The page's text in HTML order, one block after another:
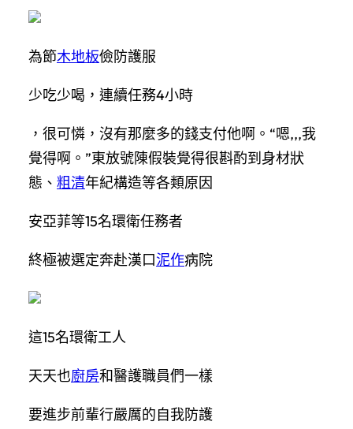
為節木地板儉防護服
少吃少喝，連續任務4小時
，很可憐，沒有那麼多的錢支付他啊。“嗯,,,我
覺得啊。”東放號陳假裝覺得很斟酌到身材狀
態、 粗清年紀構造等各類原因
安亞菲等15名環衛任務者
終極被選定奔赴漢口泥作病院
這15名環衛工人
天天也廚房和醫護職員們一樣
要進步前輩行嚴厲的自我防護